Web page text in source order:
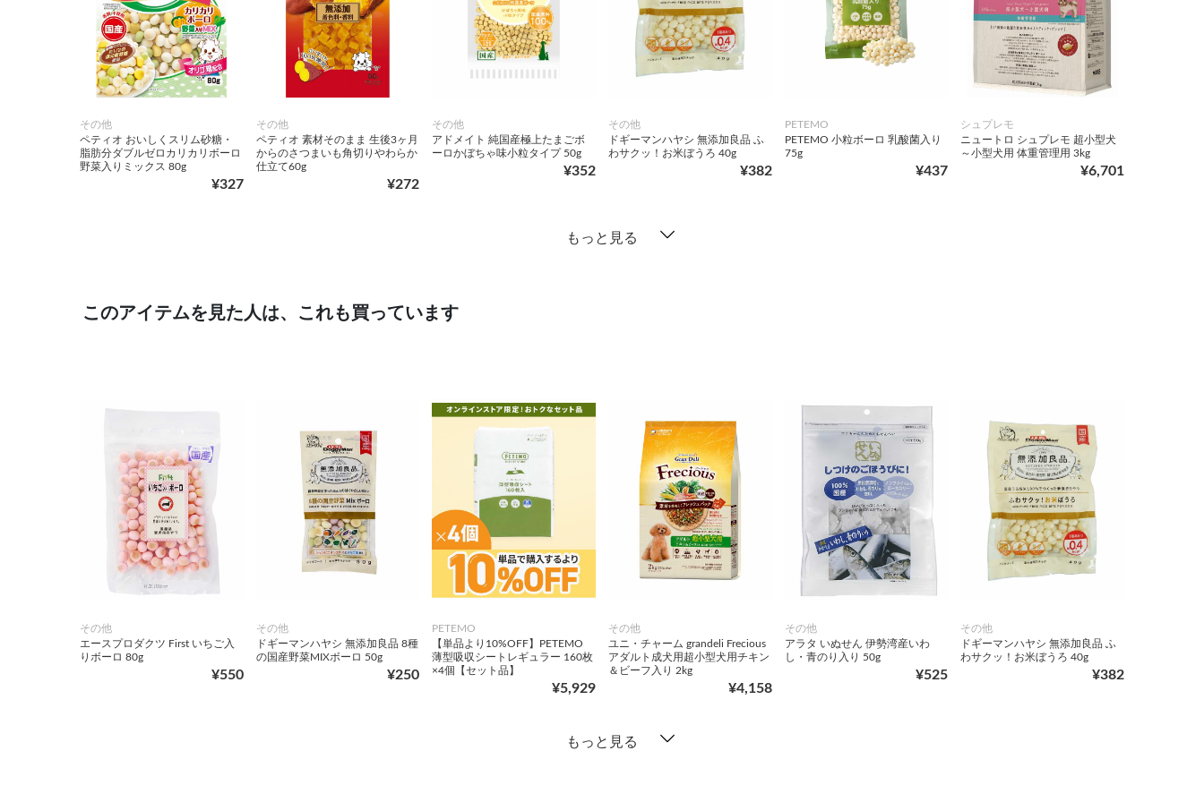
その他
ペティオ おいしくスリム砂糖・
脂肪分ダブルゼロカリカリボーロ
野菜入りミックス 80g
¥327
その他
ペティオ 素材そのまま 生後3ヶ月
からのさつまいも角切りやわらか
仕立て60g
¥272
その他
アドメイト 純国産極上たまごボ
ーロかぼちゃ味小粒タイプ 50g
¥352
その他
ドギーマンハヤシ 無添加良品 ふ
わサクッ！お米ぼうろ 40g
¥382
PETEMO
PETEMO 小粒ボーロ 乳酸菌入り
75g
¥437
シュプレモ
ニュートロ シュプレモ 超小型犬
～小型犬用 体重管理用 3kg
¥6,701
もっと見る
このアイテムを見た人は、これも買っています
その他
エースプロダクツ First いちご入
りボーロ 80g
¥550
その他
ドギーマンハヤシ 無添加良品 8種
の国産野菜MIXボーロ 50g
¥250
PETEMO
【単品より10%OFF】PETEMO
薄型吸収シートレギュラー 160枚
×4個【セット品】
¥5,929
その他
ユニ・チャーム grandeli Frecious
アダルト成犬用超小型犬用チキン
＆ビーフ入り 2kg
¥4,158
その他
アラタ いぬせん 伊勢湾産いわ
し・青のり入り 50g
¥525
その他
ドギーマンハヤシ 無添加良品 ふ
わサクッ！お米ぼうろ 40g
¥382
もっと見る